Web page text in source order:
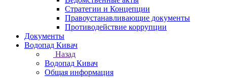
Стратегии и Концепции
Правоустанавливающие документы
Противодействие коррупции
Документы
Водопад Кивач
Назад
Водопад Кивач
Общая информация